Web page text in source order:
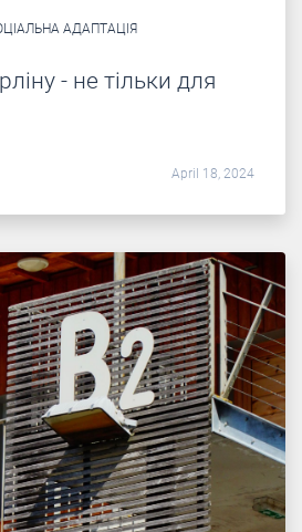
АДАПТАЦІЯ
- не тільки для
April 18, 2024